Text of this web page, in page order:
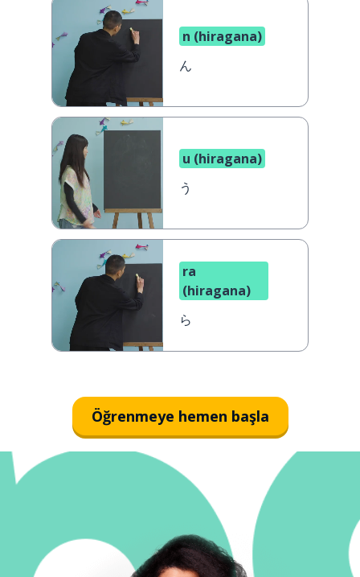
n (hiragana)
ん
u (hiragana)
う
ra
(hiragana)
ら
Öğrenmeye hemen başla